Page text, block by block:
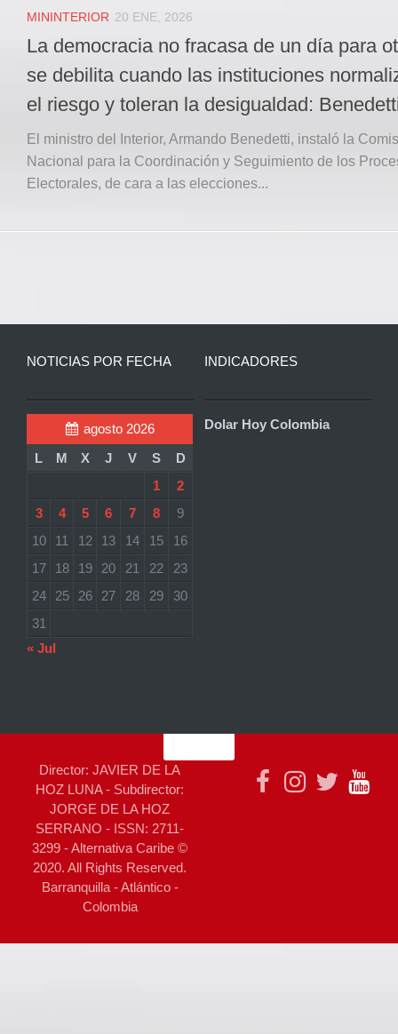
MININTERIOR 20 ENE, 2026
La democracia no fracasa de un día para
se debilita cuando las instituciones
el riesgo y toleran la desigualdad:
El ministro del Interior, Armando Benedetti, instaló la
Nacional para la Coordinación y Seguimiento de los
Electorales, de cara a las elecciones...
NOTICIAS POR FECHA
agosto 2026
L
M X J V S
D
1
2
3
4 5 6 7 8
9
10
11 12 13 14 15
16
17
18 19 20 21 22
23
24
25 26 27 28 29
30
31
« Jul
INDICADORES
Dolar Hoy Colombia
Director: JAVIER DE LA
HOZ LUNA - Subdirector:
JORGE DE LA HOZ
SERRANO - ISSN: 2711-
3299 - Alternativa Caribe ©
2020. All Rights Reserved.
Barranquilla - Atlántico -
Colombia